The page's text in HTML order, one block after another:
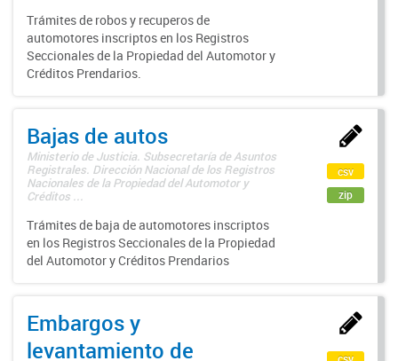
Trámites de robos y recuperos de
automotores inscriptos en los Registros
Seccionales de la Propiedad del Automotor y
Créditos Prendarios.
Bajas de autos
Ministerio de Justicia. Subsecretaría de Asuntos
Registrales. Dirección Nacional de los Registros
Nacionales de la Propiedad del Automotor y
Créditos ...
Trámites de baja de automotores inscriptos
en los Registros Seccionales de la Propiedad
del Automotor y Créditos Prendarios
csv
zip
Embargos y
levantamiento de